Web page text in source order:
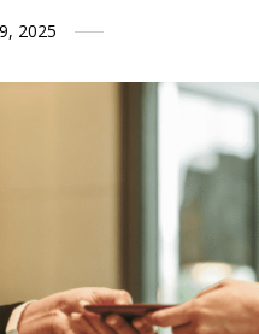
2025